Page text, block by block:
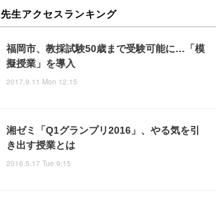
先生アクセスランキング
福岡市、教採試験50歳まで受験可能に…「模
擬授業」を導入
2017.9.11 Mon 12:15
湘ゼミ「Q1グランプリ2016」、やる気を引
き出す授業とは
2016.5.17 Tue 9:15